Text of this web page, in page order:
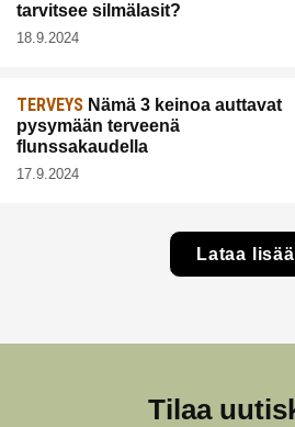
tarvitsee silmälasit?
18.9.2024
TERVEYS Nämä 3 keinoa auttavat
pysymään terveenä
flunssakaudella
17.9.2024
Lataa lisää
Tilaa